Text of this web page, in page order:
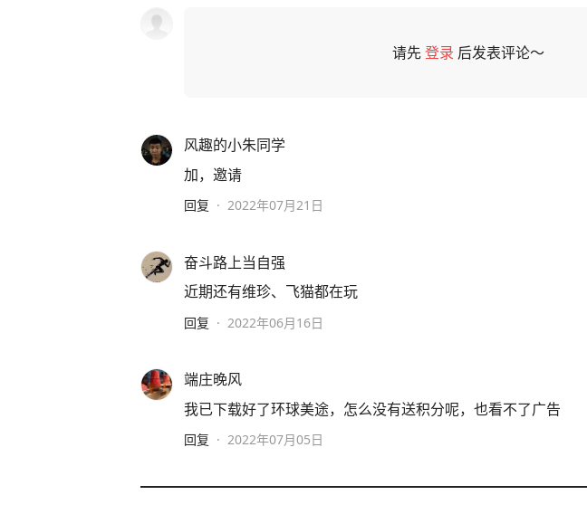
请先登录 后发表评论～
风趣的小朱同学
加，邀请
回复 · 2022年07月21日
奋斗路上当自强
近期还有维珍、飞猫都在玩
回复 · 2022年06月16日
端庄晚风
我已下载好了环球美途，怎么没有送积分呢，也看不了广告
回复 · 2022年07月05日